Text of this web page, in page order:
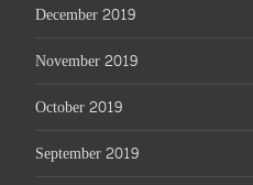
December 2019
November 2019
October 2019
September 2019